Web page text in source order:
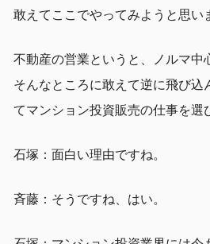
敢えてここでやってみようと思い
不動産の営業というと、ノルマ中
そんなところに敢えて逆に飛び
てマンション投資販売の仕事を選
石塚：面白い理由ですね。
斉藤：そうですね、はい。